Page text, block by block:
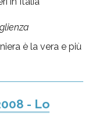
è la vera e più
- Lo